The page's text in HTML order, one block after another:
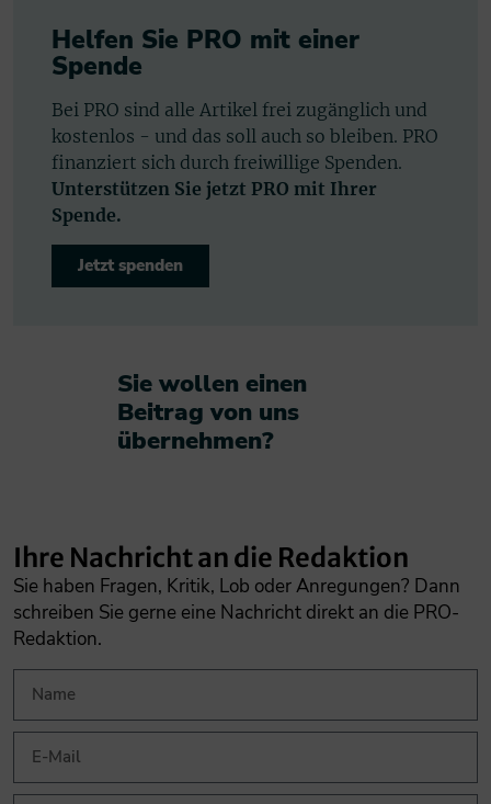
Helfen Sie PRO mit einer
Spende
Bei PRO sind alle Artikel frei zugänglich und
kostenlos - und das soll auch so bleiben. PRO
finanziert sich durch freiwillige Spenden.
Unterstützen Sie jetzt PRO mit Ihrer
Spende.
Jetzt spenden
Sie wollen einen
Beitrag von uns
übernehmen?​
Ihre Nachricht an die Redaktion
Sie haben Fragen, Kritik, Lob oder Anregungen? Dann
schreiben Sie gerne eine Nachricht direkt an die PRO-
Redaktion.